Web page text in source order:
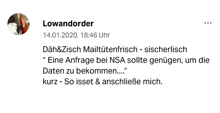
Lowandorder
14.01.2020, 18:46 Uhr
Däh&Zisch Mailtütenfrisch - sischerlisch
“ Eine Anfrage bei NSA sollte genügen, um die
Daten zu bekommen....“
kurz - So isset & anschließe mich.